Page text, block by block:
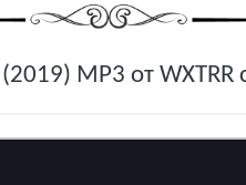
MP3 от WXTRR